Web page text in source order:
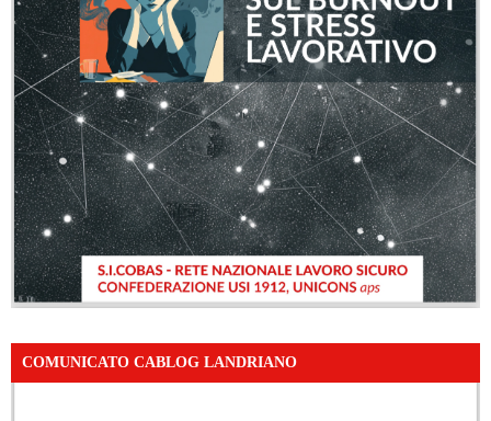
COMUNICATO CABLOG LANDRIANO